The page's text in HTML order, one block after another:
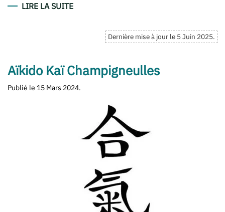
LIRE LA SUITE
Dernière mise à jour le 5 Juin 2025.
Aïkido Kaï Champigneulles
Publié le 15 Mars 2024.